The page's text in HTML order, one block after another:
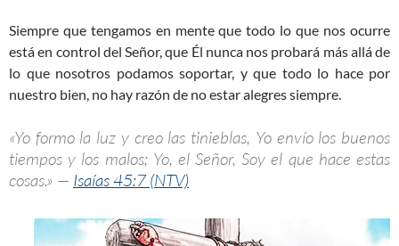
Siempre que tengamos en mente que todo lo que nos ocurre
está en control del Señor, que Él nunca nos probará más allá de
lo que nosotros podamos soportar, y que todo lo hace por
nuestro bien, no hay razón de no estar alegres siempre.
«Yo formo la luz y creo las tinieblas, Yo envío los buenos
tiempos y los malos; Yo, el Señor, Soy el que hace estas
cosas.» — Isaías 45:7 (NTV)